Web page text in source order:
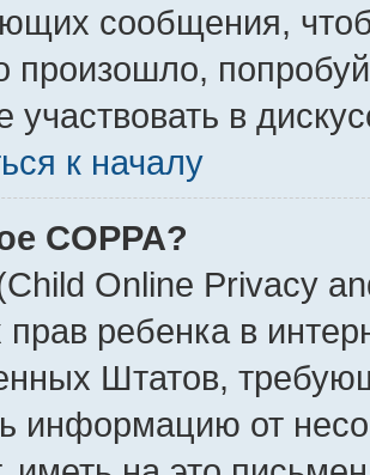
сообщения,
произошло,
участвовать в
к началу
COPPA?
Online Privacy
прав ребенка в
Штатов,
информацию от